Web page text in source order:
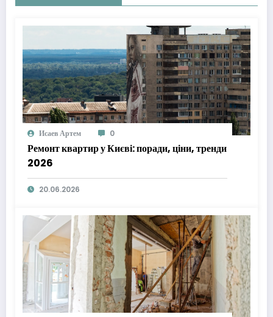
Исаев Артем 0
Ремонт квартир у Києві: поради, ціни, тренди
2026
20.06.2026